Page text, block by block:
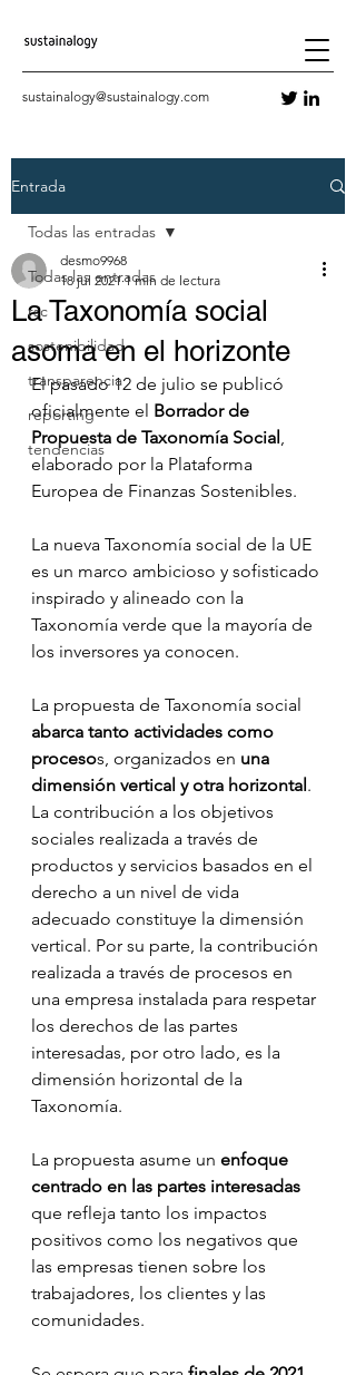
sustainalogy@sustainalogy.com
Entrada
Todas las entradas
rsc
sostenibilidad
transparencia
reporting
tendencias
Todas las entradas
La Taxonomía social
asoma en el horizonte
desmo9968
18 jul 2021 1 min de lectura
El pasado 12 de julio se publicó
oficialmente el Borrador de
Propuesta de Taxonomía Social,
elaborado por la Plataforma
Europea de Finanzas Sostenibles.
La nueva Taxonomía social de la UE
es un marco ambicioso y sofisticado
inspirado y alineado con la
Taxonomía verde que la mayoría de
los inversores ya conocen.
La propuesta de Taxonomía social
abarca tanto actividades como
procesos, organizados en una
dimensión vertical y otra horizontal.
La contribución a los objetivos
sociales realizada a través de
productos y servicios basados en el
derecho a un nivel de vida
adecuado constituye la dimensión
vertical. Por su parte, la contribución
realizada a través de procesos en
una empresa instalada para respetar
los derechos de las partes
interesadas, por otro lado, es la
dimensión horizontal de la
Taxonomía.
La propuesta asume un enfoque
centrado en las partes interesadas
que refleja tanto los impactos
positivos como los negativos que
las empresas tienen sobre los
trabajadores, los clientes y las
comunidades.